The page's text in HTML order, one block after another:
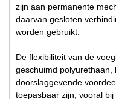
zijn aan permanente
daarvan gesloten
worden gebruikt.
De flexibiliteit van de
geschuimd
doorslaggevende
toepasbaar zijn, vooral